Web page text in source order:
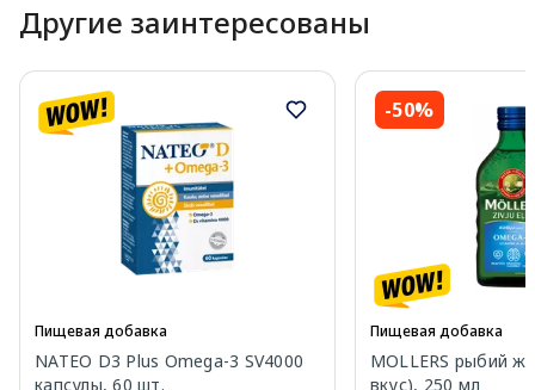
Другие заинтересованы
Пищевая добавка
NATEO D3 Plus Omega-3 SV4000
капсулы, 60 шт.
-50%
Пищевая добавка
MOLLERS рыбий
вкус), 250 мл